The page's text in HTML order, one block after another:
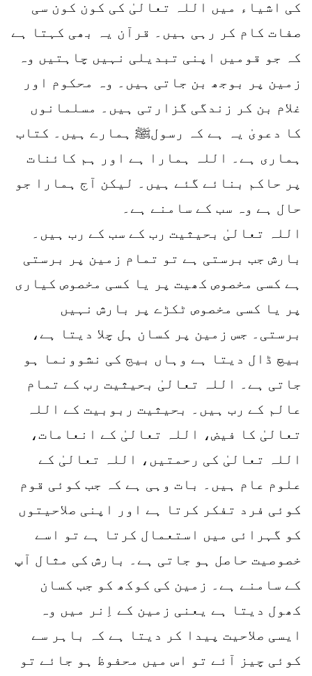
کی اشیاء میں اللہ تعالیٰ کی کون کون سی
صفات کام کر رہی ہیں۔ قرآن یہ بھی کہتا ہے
کہ جو قومیں اپنی تبدیلی نہیں چاہتیں وہ
زمین پر بوجھ بن جاتی ہیں۔ وہ محکوم اور
غلام بن کر زندگی گزارتی ہیں۔ مسلمانوں
کا دعویٰ یہ ہے کہ رسولﷺ ہمارے ہیں۔ کتاب
ہماری ہے۔ اللہ ہمارا ہے اور ہم کائنات
پر حاکم بنائے گئے ہیں۔ لیکن آج ہمارا جو
حال ہے وہ سب کے سامنے ہے۔
اللہ تعالیٰ بحیثیت رب کے سب کے رب ہیں۔
بارش جب برستی ہے تو تمام زمین پر برستی
ہے کسی مخصوص کھیت پر یا کسی مخصوص کیاری
پر یا کسی مخصوص ٹکڑے پر بارش نہیں
برستی۔ جس زمین پر کسان ہل چلا دیتا ہے،
بیچ ڈال دیتا ہے وہاں بیج کی نشوونما ہو
جاتی ہے۔ اللہ تعالیٰ بحیثیت رب کے تمام
عالم کے رب ہیں۔ بحیثیت ربوبیت کے اللہ
تعالیٰ کا فیض، اللہ تعالیٰ کے انعامات،
اللہ تعالیٰ کی رحمتیں، اللہ تعالیٰ کے
علوم عام ہیں۔ بات وہی ہے کہ جب کوئی قوم
کوئی فرد تفکر کرتا ہے اور اپنی صلاحیتوں
کو گہرائی میں استعمال کرتا ہے تو اسے
خصوصیت حاصل ہو جاتی ہے۔ بارش کی مثال آپ
کے سامنے ہے۔ زمین کی کوکھ کو جب کسان
کھول دیتا ہے یعنی زمین کے اِنر میں وہ
ایسی صلاحیت پیدا کر دیتا ہے کہ باہر سے
کوئی چیز آئے تو اس میں محفوظ ہو جائے تو